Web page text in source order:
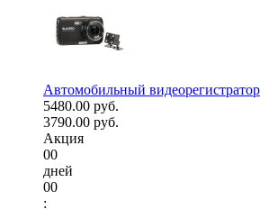
Автомобильный
5480.00 руб.
3790.00 руб.
Акция
00
дней
00
: